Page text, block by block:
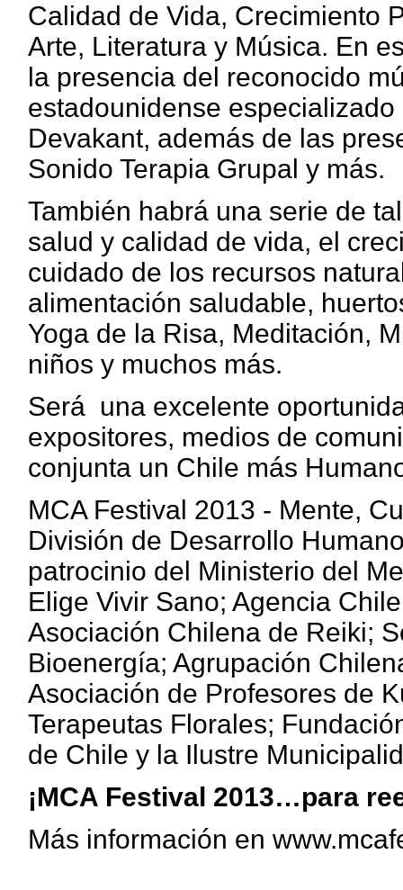
Calidad de Vida, Crecimiento
Arte, Literatura y Música. En
la presencia del reconocido
estadounidense
Devakant, además de las
Sonido Terapia Grupal y más.
También habrá una serie de
salud y calidad de vida, el
cuidado de los recursos
alimentación saludable,
Yoga de la Risa, Meditación,
niños y muchos más.
Será una excelente
expositores, medios de
conjunta un Chile más
MCA Festival 2013 - Mente,
División de Desarrollo
patrocinio del Ministerio del
Elige Vivir Sano; Agencia
Asociación Chilena de Reiki;
Bioenergía; Agrupación
Asociación de Profesores de
Terapeutas Florales;
de Chile y la Ilustre
¡MCA Festival 2013…para
Más información en